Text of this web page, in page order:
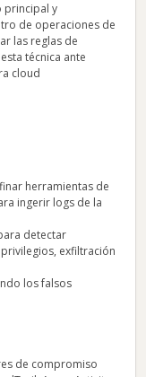
principal y
de operaciones de
las reglas de
técnica ante
cloud
herramientas de
ingerir logs de la
detectar
exfiltración
los falsos
de compromiso